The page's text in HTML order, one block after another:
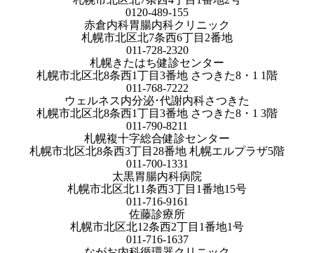
0120-489-155
赤倉内科胃腸内科クリニック
札幌市北区北7条西6丁目2番地
011-728-2320
札幌きたはち健診センター
札幌市北区北8条西1丁目3番地 さつきた8・1 1階
011-768-7222
ウェルネス内分泌･代謝内科さつきた
札幌市北区北8条西1丁目3番地 さつきた8・1 3階
011-790-8211
札幌複十字総合健診センター
札幌市北区北8条西3丁目28番地 札幌エルプラザ5階
011-700-1331
太黒胃腸内科病院
札幌市北区北11条西3丁目1番地15号
011-716-9161
佐藤診療所
札幌市北区北12条西2丁目1番地1号
011-716-1637